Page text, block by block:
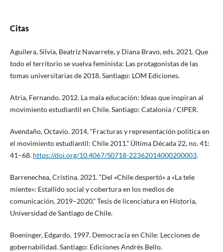
Citas
Aguilera, Silvia, Beatriz Navarrete, y Diana Bravo, eds. 2021. Que
todo el territorio se vuelva feminista: Las protagonistas de las
tomas universitarias de 2018. Santiago: LOM Ediciones.
Atria, Fernando. 2012. La mala educación: Ideas que inspiran al
movimiento estudiantil en Chile. Santiago: Catalonia / CIPER.
Avendaño, Octavio. 2014. “Fracturas y representación política en
el movimiento estudiantil: Chile 2011.” Última Década 22, no. 41:
41–68. https://doi.org/10.4067/S0718-22362014000200003.
Barrenechea, Cristina. 2021. “Del «Chile despertó» a «La tele
miente»: Estallido social y cobertura en los medios de
comunicación, 2019–2020.” Tesis de licenciatura en Historia,
Universidad de Santiago de Chile.
Boeninger, Edgardo. 1997. Democracia en Chile: Lecciones de
gobernabilidad. Santiago: Ediciones Andrés Bello.